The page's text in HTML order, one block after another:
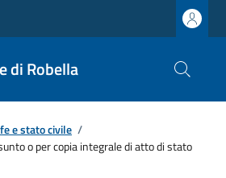
di Robella
e stato civile /
o per copia integrale di atto di stato